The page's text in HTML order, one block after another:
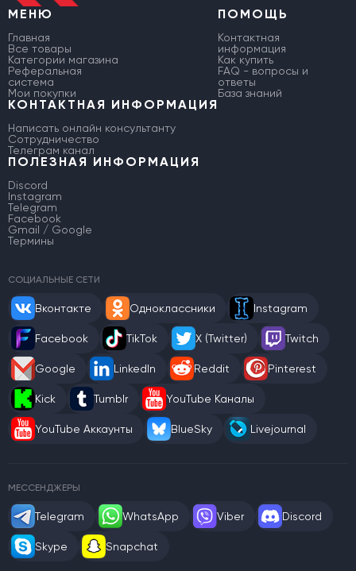
МЕНЮ
Главная
Все товары
Категории магазина
Реферальная
система
Мои покупки
ПОМОЩЬ
Контактная
информация
Как купить
FAQ - вопросы и
ответы
База знаний
КОНТАКТНАЯ ИНФОРМАЦИЯ
Написать онлайн консультанту
Сотрудничество
Телеграм канал
ПОЛЕЗНАЯ ИНФОРМАЦИЯ
Discord
Instagram
Telegram
Facebook
Gmail / Google
Термины
СОЦИАЛЬНЫЕ СЕТИ
Вконтакте Одноклассники Instagram
Facebook TikTok X (Twitter) Twitch
Google LinkedIn Reddit Pinterest
Kick Tumblr YouTube Каналы
YouTube Аккаунты BlueSky Livejournal
МЕССЕНДЖЕРЫ
Telegram WhatsApp Viber Discord
Skype Snapchat